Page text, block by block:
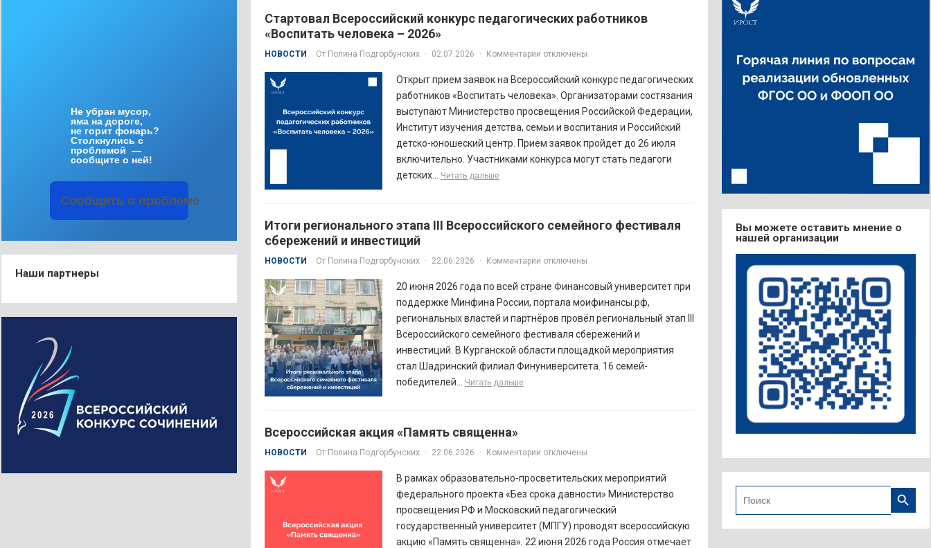
Не убран мусор,
яма на дороге,
не горит фонарь?
Столкнулись с
проблемой —
сообщите о ней!
Сообщить о проблеме
Наши партнеры
Стартовал Всероссийский конкурс педагогических работников
«Воспитать человека – 2026»
НОВОСТИ От Полина Подгорбунских · 02.07.2026 · Комментарии отключены
Открыт прием заявок на Всероссийский конкурс педагогических
работников «Воспитать человека». Организаторами состязания
выступают Министерство просвещения Российской Федерации,
Институт изучения детства, семьи и воспитания и Российский
детско-юношеский центр. Прием заявок пройдет до 26 июля
включительно. Участниками конкурса могут стать педагоги
детских...
Читать дальше
Итоги регионального этапа III Всероссийского семейного фестиваля
сбережений и инвестиций
НОВОСТИ От Полина Подгорбунских · 22.06.2026 · Комментарии отключены
20 июня 2026 года по всей стране Финансовый университет при
поддержке Минфина России, портала моифинансы.рф,
региональных властей и партнёров провёл региональный этап III
Всероссийского семейного фестиваля сбережений и
инвестиций. В Курганской области площадкой мероприятия
стал Шадринский филиал Финуниверситета. 16 семей-
победителей...
Читать дальше
Всероссийская акция «Память священна»
НОВОСТИ От Полина Подгорбунских · 22.06.2026 · Комментарии отключены
В рамках образовательно-просветительских мероприятий
федерального проекта «Без срока давности» Министерство
просвещения РФ и Московский педагогический
государственный университет (МПГУ) проводят всероссийскую
акцию «Память священна». 22 июня 2026 года Россия отмечает
Вы можете оставить мнение о
нашей организации
Search
for:
Search